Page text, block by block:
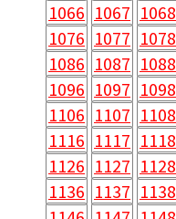
1066 1067 1068
1076 1077 1078
1086 1087 1088
1096 1097 1098
1106 1107 1108
1116 1117 1118
1126 1127 1128
1136 1137 1138